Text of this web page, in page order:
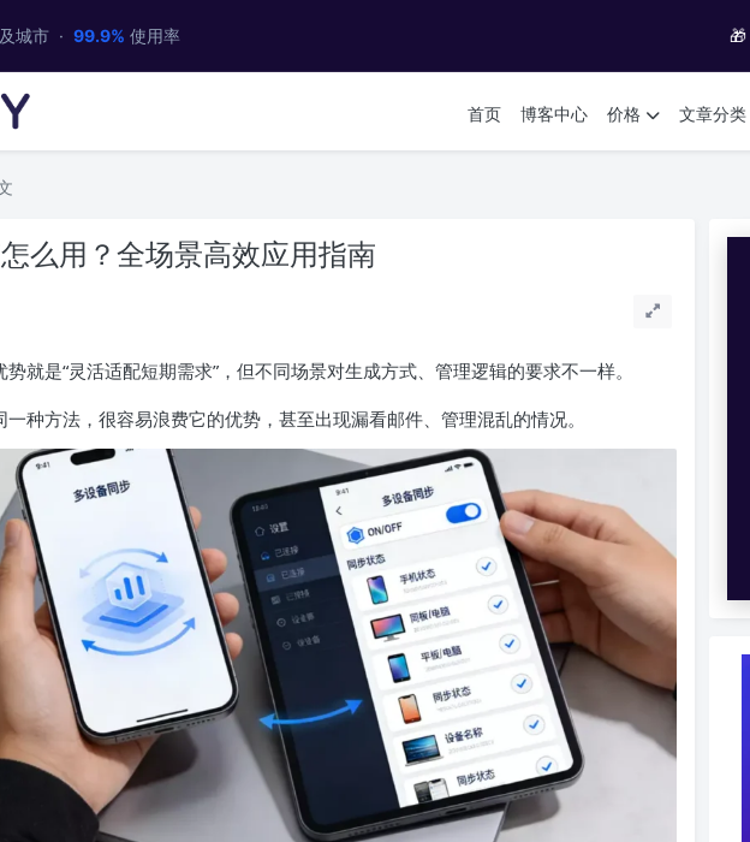
城市 · 99.9% 使用率 🎁
首页 博客中心 价格 文章分类
么用？全场景高效应用指南
就是“灵活适配短期需求”，但不同场景对生成方式、管理逻辑的要求不一样。
种方法，很容易浪费它的优势，甚至出现漏看邮件、管理混乱的情况。